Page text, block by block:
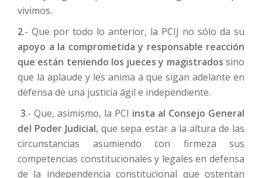
vivimos.
2.- Que por todo lo anterior, la PCIJ no sólo da su
apoyo a la comprometida y responsable reacción
que están teniendo los jueces y magistrados sino
que la aplaude y les anima a que sigan adelante en
defensa de una justicia ágil e independiente.
3.- Que, asimismo, la PCI insta al Consejo General
del Poder Judicial, que sepa estar a la altura de las
circunstancias asumiendo con firmeza sus
competencias constitucionales y legales en defensa
de la independencia constitucional que ostentan